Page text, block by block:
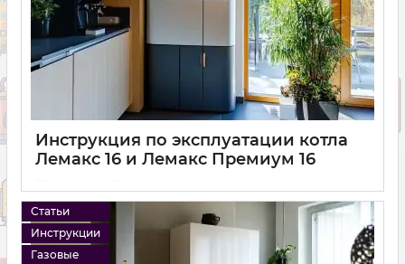
Инструкция по эксплуатации котла
Лемакс 16 и Лемакс Премиум 16
Статьи
Инструкции
Газовые